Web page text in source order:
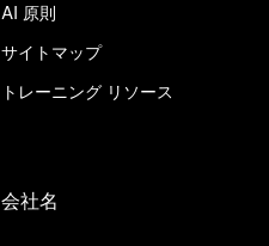
AI 原則
サイトマップ
トレーニング リソース
会社名